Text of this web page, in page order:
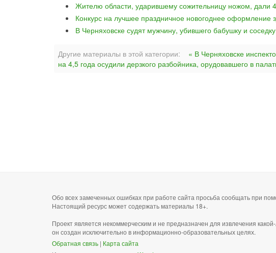
Жителю области, ударившему сожительницу ножом, дали
Конкурс на лучшее праздничное новогоднее оформление
В Черняховске судят мужчину, убившего бабушку и
Другие материалы в этой категории: « В Черняховске
на 4,5 года осудили дерзкого разбойника, орудовавшего в
Обо всех замеченных ошибках при работе сайта просьба сообщать при
Настоящий ресурс может содержать материалы 18+.
Проект является некоммерческим и не предназначен для извлечения
он создан исключительно в информационно-образовательных целях.
Обратная связь | Карта сайта